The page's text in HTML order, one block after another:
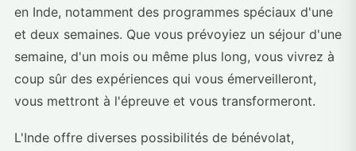
en Inde, notamment des programmes spéciaux d'une
et deux semaines. Que vous prévoyiez un séjour d'une
semaine, d'un mois ou même plus long, vous vivrez à
coup sûr des expériences qui vous émerveilleront,
vous mettront à l'épreuve et vous transformeront.
L'Inde offre diverses possibilités de bénévolat,